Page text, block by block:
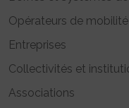
Opérateurs de mobilité
Entreprises
Collectivités et
Associations